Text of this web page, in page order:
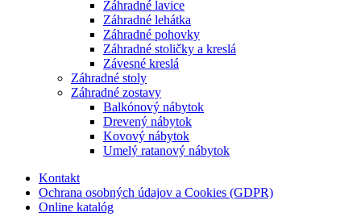
Záhradné lavice
Záhradné lehátka
Záhradné pohovky
Záhradné stoličky a kreslá
Závesné kreslá
Záhradné stoly
Záhradné zostavy
Balkónový nábytok
Drevený nábytok
Kovový nábytok
Umelý ratanový nábytok
Kontakt
Ochrana osobných údajov a Cookies (GDPR)
Online katalóg